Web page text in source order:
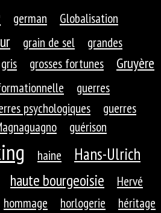
german
Globalisation
grain de sel
grandes
gris grosses fortunes Gruyère
guerres
psychologiques
guerres
guérison
haine
Hans-Ulrich
haute bourgeoisie
Hervé
hommage horlogerie
héritage